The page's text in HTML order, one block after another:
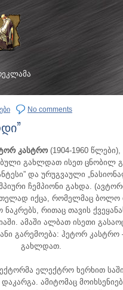
No comments
კასტრო (1904-1960
გახლდათ ისეთ ცნობილ
და ურუგვაული
ჩემპიონი გახდა.
იქცა, რომელმაც ბოლო
ნაკრებს, რითაც თავის
ამაში ალბათ ისეთი
გარემოება: ჰეტორ
გახლდათ.
ელექტრო ხერხით
ამიტომაც